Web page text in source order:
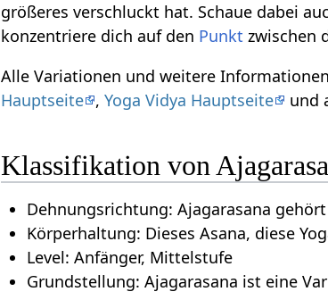
größeres verschluckt hat. Schaue dabei
konzentriere dich auf den Punkt zwischen
Alle Variationen und weitere
Hauptseite ,Yoga Vidya Hauptseite und
Klassifikation von
Dehnungsrichtung: Ajagarasana
Körperhaltung: Dieses Asana, diese
Level: Anfänger, Mittelstufe
Grundstellung: Ajagarasana ist eine